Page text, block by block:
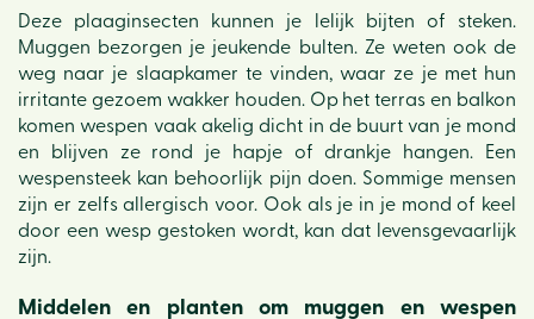
Deze plaaginsecten kunnen je lelijk bijten of steken.
Muggen bezorgen je jeukende bulten. Ze weten ook de
weg naar je slaapkamer te vinden, waar ze je met hun
irritante gezoem wakker houden. Op het terras en balkon
komen wespen vaak akelig dicht in de buurt van je mond
en blijven ze rond je hapje of drankje hangen. Een
wespensteek kan behoorlijk pijn doen. Sommige mensen
zijn er zelfs allergisch voor. Ook als je in je mond of keel
door een wesp gestoken wordt, kan dat levensgevaarlijk
zijn.
Middelen en planten om muggen en wespen